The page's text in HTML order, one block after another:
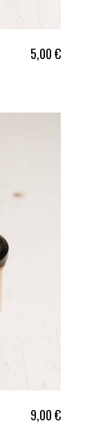
5,00€
9,00€